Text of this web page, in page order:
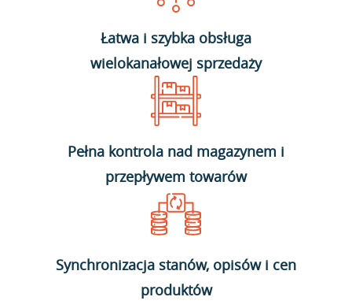
Łatwa i szybka obsługa
wielokanałowej sprzedaży
Pełna kontrola nad magazynem i
przepływem towarów
Synchronizacja stanów, opisów i cen
produktów